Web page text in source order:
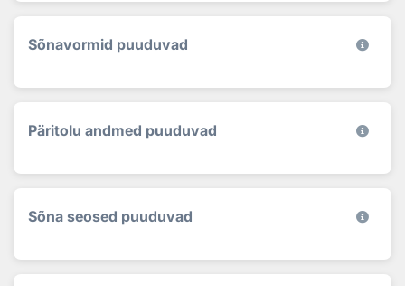
Sõnavormid puuduvad
Päritolu andmed puuduvad
Sõna seosed puuduvad